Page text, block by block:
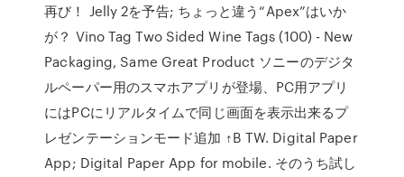
再び！ Jelly 2を予告; ちょっと違う“Apex”はいか
が？ Vino Tag Two Sided Wine Tags (100) - New
Packaging, Same Great Product ソニーのデジタ
ルペーパー用のスマホアプリが登場、PC用アプリ
にはPCにリアルタイムで同じ画面を表示出来るプ
レゼンテーションモード追加 ↑B TW. Digital Paper
App; Digital Paper App for mobile. そのうち試し